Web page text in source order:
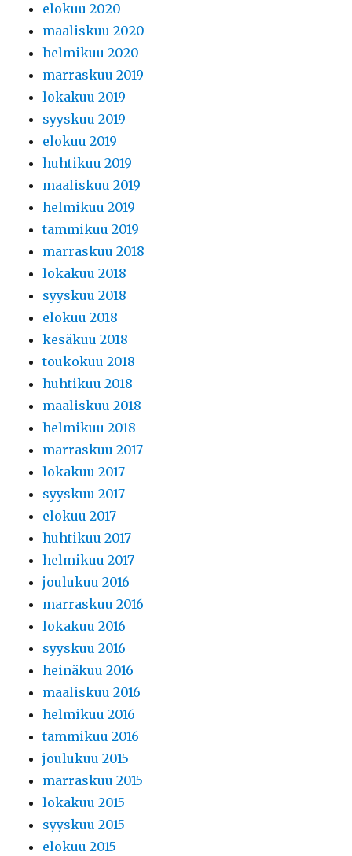
elokuu 2020
maaliskuu 2020
helmikuu 2020
marraskuu 2019
lokakuu 2019
syyskuu 2019
elokuu 2019
huhtikuu 2019
maaliskuu 2019
helmikuu 2019
tammikuu 2019
marraskuu 2018
lokakuu 2018
syyskuu 2018
elokuu 2018
kesäkuu 2018
toukokuu 2018
huhtikuu 2018
maaliskuu 2018
helmikuu 2018
marraskuu 2017
lokakuu 2017
syyskuu 2017
elokuu 2017
huhtikuu 2017
helmikuu 2017
joulukuu 2016
marraskuu 2016
lokakuu 2016
syyskuu 2016
heinäkuu 2016
maaliskuu 2016
helmikuu 2016
tammikuu 2016
joulukuu 2015
marraskuu 2015
lokakuu 2015
syyskuu 2015
elokuu 2015